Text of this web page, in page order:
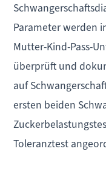
Parameter werden
Mutter-Kind-Pass-
überprüft und
auf
ersten beiden
Toleranztest